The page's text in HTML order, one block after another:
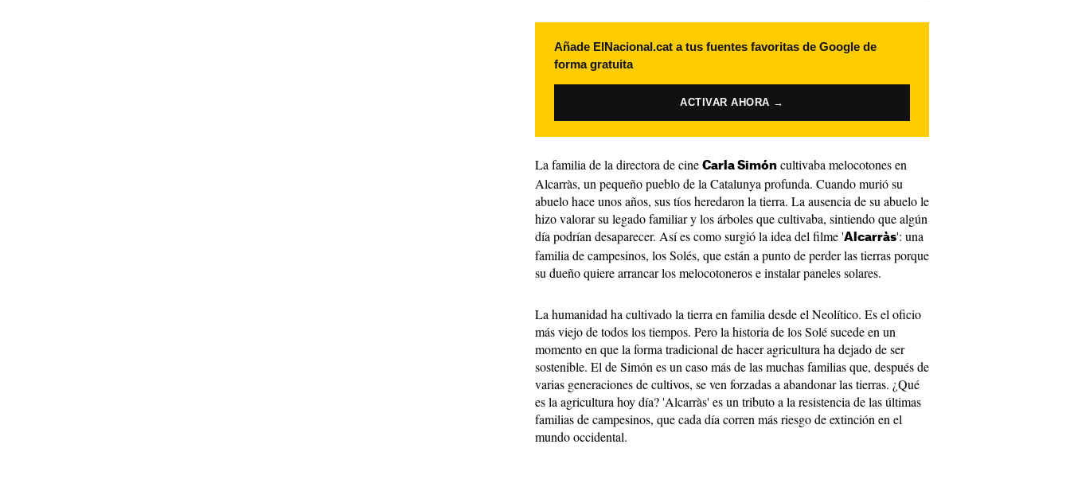
Añade ElNacional.cat a tus fuentes favoritas de Google de
forma gratuita
ACTIVAR AHORA →
La familia de la directora de cine Carla Simón cultivaba melocotones en
Alcarràs, un pequeño pueblo de la Catalunya profunda. Cuando murió su
abuelo hace unos años, sus tíos heredaron la tierra. La ausencia de su abuelo le
hizo valorar su legado familiar y los árboles que cultivaba, sintiendo que algún
día podrían desaparecer. Así es como surgió la idea del filme 'Alcarràs': una
familia de campesinos, los Solés, que están a punto de perder las tierras porque
su dueño quiere arrancar los melocotoneros e instalar paneles solares.
La humanidad ha cultivado la tierra en familia desde el Neolítico. Es el oficio
más viejo de todos los tiempos. Pero la historia de los Solé sucede en un
momento en que la forma tradicional de hacer agricultura ha dejado de ser
sostenible. El de Simón es un caso más de las muchas familias que, después de
varias generaciones de cultivos, se ven forzadas a abandonar las tierras. ¿Qué
es la agricultura hoy día? 'Alcarràs' es un tributo a la resistencia de las últimas
familias de campesinos, que cada día corren más riesgo de extinción en el
mundo occidental.